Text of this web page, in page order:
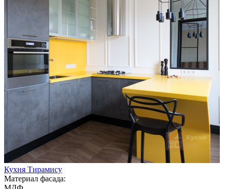
Кухня Тирамису
Материал фасада: